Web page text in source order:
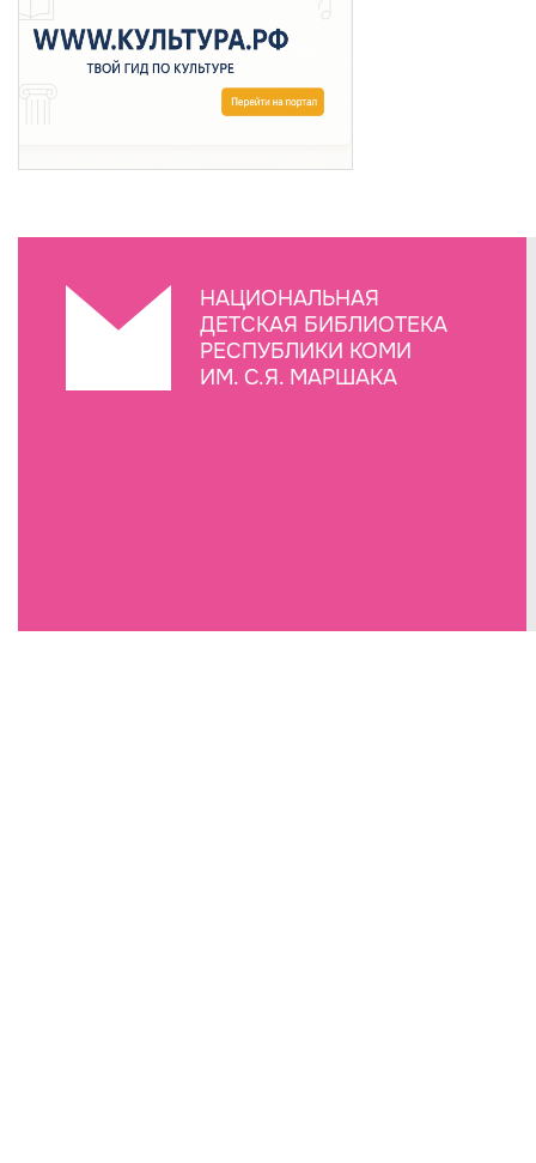
НАЦИОНАЛЬНАЯ
ДЕТСКАЯ БИБЛИОТЕКА
РЕСПУБЛИКИ КОМИ
ИМ. С.Я. МАРШАКА